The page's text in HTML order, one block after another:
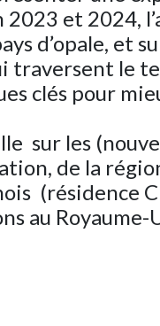
2023 et 2024,
d’opale, et
traversent le
clés pour
sur les
de la
(résidence
au